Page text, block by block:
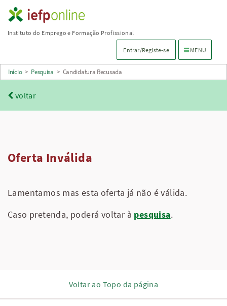
Saltar
para
principal
Instituto do Emprego e Formação Profissional
Entrar/Registe-se Menu de
MENU
Início > Pesquisa > Candidatura Recusada
voltar
Oferta Inválida
Lamentamos mas esta oferta já não é válida.
Caso pretenda, poderá voltar à pesquisa.
Voltar ao Topo da página